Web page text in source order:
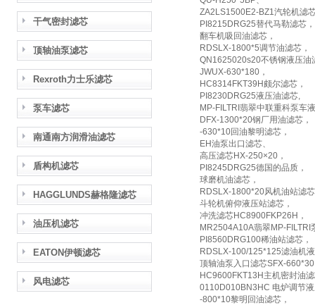
干气密封滤芯
顶轴油泵滤芯
Rexroth力士乐滤芯
泵车滤芯
南通南方润滑油滤芯
盾构机滤芯
HAGGLUNDS赫格隆滤芯
油压机滤芯
EATON伊顿滤芯
风电滤芯
ZA2LS1500E2-BZ1汽轮机滤
PI8215DRG25替代马勒滤芯，
翻车机吸回油滤芯，
RDSLX-1800*5调节油滤芯，
QN1625020s20不锈钢液压油
JWUX-630*180，
HC8314FKT39H颇尔滤芯，
PI8230DRG25液压油滤芯,
MP-FILTRI翡翠中联重科泵车
DFX-1300*20钢厂用油滤芯，
-630*10回油黎明滤芯，
EH油泵出口滤芯、
高压滤芯HX-250×20，
PI8245DRG25德国的品质，
球磨机油滤芯，
RDSLX-1800*20风机油站滤
斗轮机俯仰液压站滤芯，
冲洗滤芯HC8900FKP26H，
MR2504A10A翡翠MP-FILTRI
PI8560DRG100稀油站滤芯，
RDSLX-100/125*125滤油机
顶轴油泵入口滤芯SFX-
HC9600FKT13H主机密封油
0110D010BN3HC 电炉调节
-800*10黎明回油滤芯，